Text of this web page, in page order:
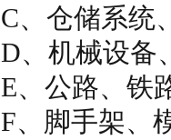
C、仓储系统
D、机械设备
E、公路、铁
F、脚手架、